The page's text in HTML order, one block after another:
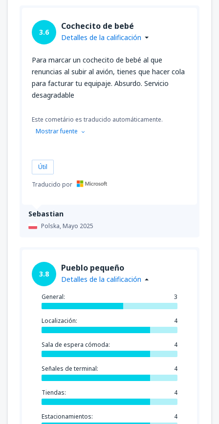
Sebastian
Polska,Mayo 2025
3.6
Cochecito de bebé
Detalles de la calificación
Para marcar un cochecito de bebé al que
renuncias al subir al avión, tienes que hacer cola
para facturar tu equipaje. Absurdo. Servicio
desagradable
Este cometário es traducido automáticamente.
Mostrar fuente
Útil
Traducido por
3.8
Pueblo pequeño
Detalles de la calificación
General: 3
Localización: 4
Sala de espera cómoda: 4
Señales de terminal: 4
Tiendas: 4
Estacionamientos: 4